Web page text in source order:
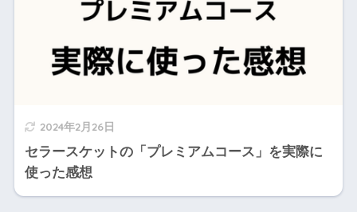
2024年2月26日
セラースケットの「プレミアムコース」を実際に
使った感想